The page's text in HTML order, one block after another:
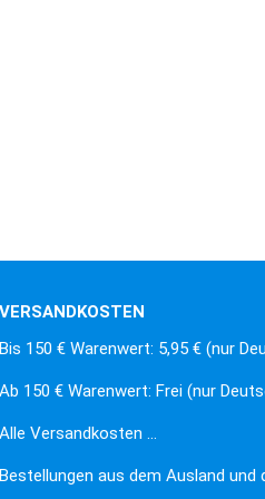
VERSANDKOSTEN
Bis 150 € Warenwert: 5,95 € (nur
Ab 150 € Warenwert: Frei (nur
Alle Versandkosten …
Bestellungen aus dem Ausland und